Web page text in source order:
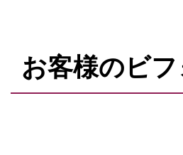
お客様のビ